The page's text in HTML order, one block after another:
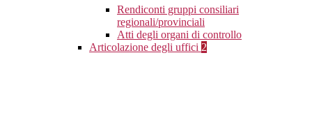
Rendiconti gruppi consiliari
regionali/provinciali
Atti degli organi di controllo
Articolazione degli uffici 2